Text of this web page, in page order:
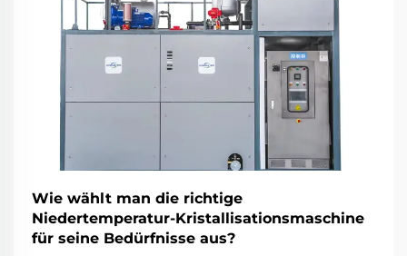
Wie wählt man die richtige
Niedertemperatur-Kristallisationsmaschine
für seine Bedürfnisse aus?